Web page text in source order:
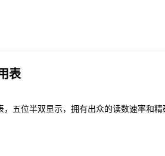
表
，五位半双显示，拥有出众的读数速率和